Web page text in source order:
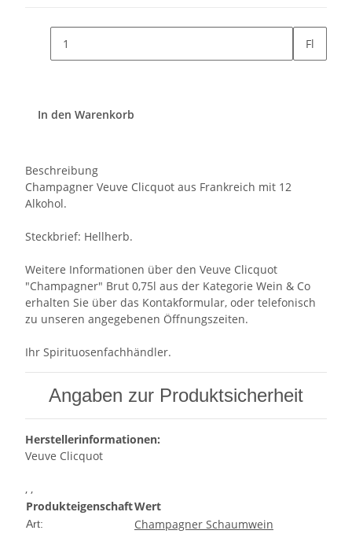
Fl
In den Warenkorb
Beschreibung
Champagner Veuve Clicquot aus Frankreich mit 12
Alkohol.
Steckbrief: Hellherb.
Weitere Informationen über den Veuve Clicquot
"Champagner" Brut 0,75l aus der Kategorie Wein & Co
erhalten Sie über das Kontakformular, oder telefonisch
zu unseren angegebenen Öffnungszeiten.
Ihr Spirituosenfachhändler.
Angaben zur Produktsicherheit
Herstellerinformationen:
Veuve Clicquot
, ,
ProdukteigenschaftWert
Art: Champagner Schaumwein